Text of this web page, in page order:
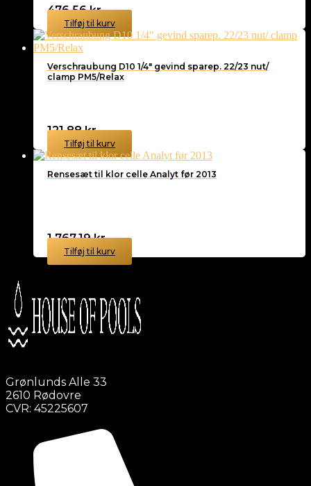
476,56kr.
Tilføj til kurv
Verschraubung D10 1/4″ gevind sparep. 22/23 nut/
clamp PM5/Relax
121,88kr.
Tilføj til kurv
Rensesæt til klor celle Analyt før 2013
1.767,19kr.
Tilføj til kurv
Grønlunds Alle 33
2610 Rødovre
CVR: 45225607